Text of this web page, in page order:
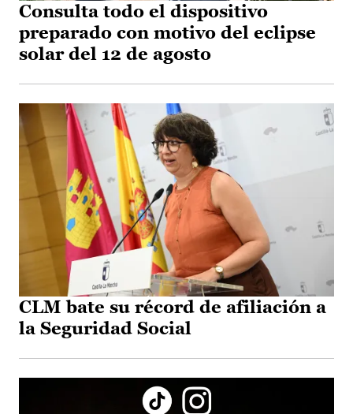
Consulta todo el dispositivo
preparado con motivo del eclipse
solar del 12 de agosto
CLM bate su récord de afiliación a
la Seguridad Social